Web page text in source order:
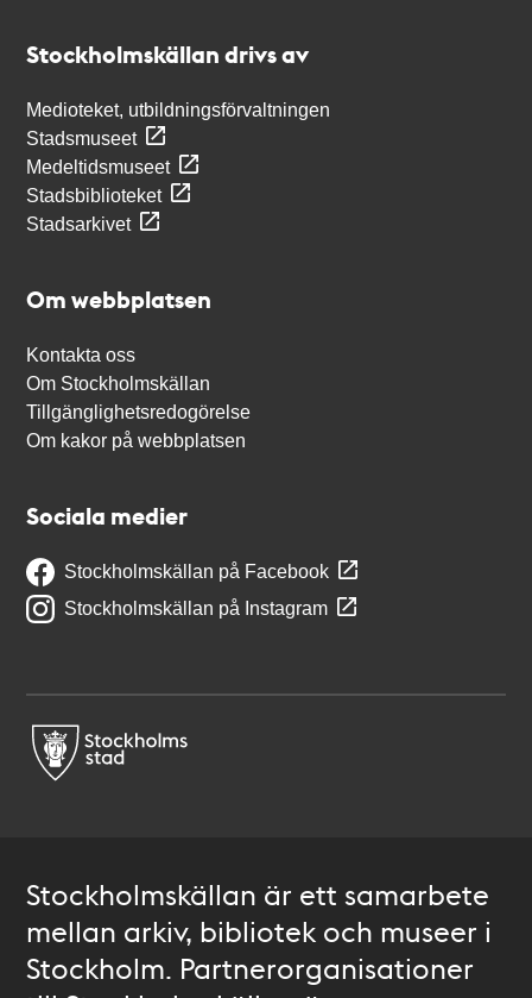
Stockholmskällan drivs av
Medioteket, utbildningsförvaltningen
Stadsmuseet
Medeltidsmuseet
Stadsbiblioteket
Stadsarkivet
Om webbplatsen
Kontakta oss
Om Stockholmskällan
Tillgänglighetsredogörelse
Om kakor på webbplatsen
Sociala medier
Stockholmskällan på Facebook
Stockholmskällan på Instagram
Stockholmskällan är ett samarbete
mellan arkiv, bibliotek och museer i
Stockholm. Partnerorganisationer